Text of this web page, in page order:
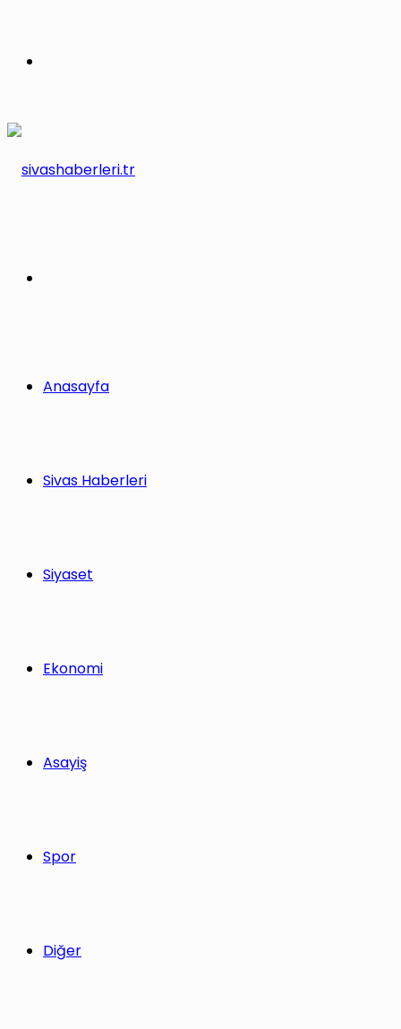
Anasayfa
Sivas Haberleri
Siyaset
Ekonomi
Asayiş
Spor
Diğer